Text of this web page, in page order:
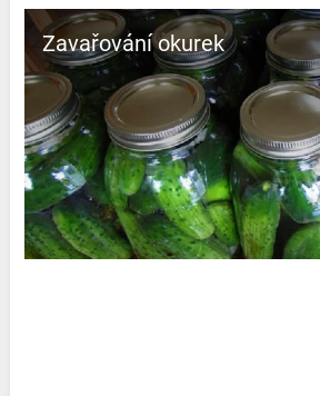
Zavařování okurek